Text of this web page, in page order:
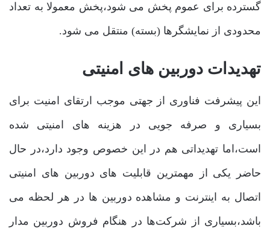
گسترده برای عموم پخش می شود،پخش معمولا به تعداد
محدودی از نمایشگرها (بسته) منتقل می شود.
تهدیدات دوربین های امنیتی
این پیشرفت فناوری از جهتی موجب ارتقای امنیت برای
بسیاری و صرفه جویی در هزینه های امنیتی شده
است،اما تهدیداتی هم در این خصوص وجود دارد،در حال
حاضر یکی از مهمترین قابلیت های دوربین های امنیتی
اتصال به اینترنت و مشاهده دوربین ها در هر لحظه می
باشد،بسیاری از شرکت‌ها در هنگام فروش دوربین مدار